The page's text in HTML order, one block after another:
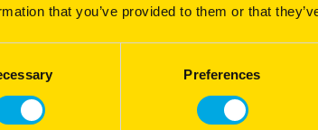
that you’ve provided to them or that
Preferences
eindgebruikers hun impact op het milieu te
vooropstaat—dat is waar we bij Barenbrug naar